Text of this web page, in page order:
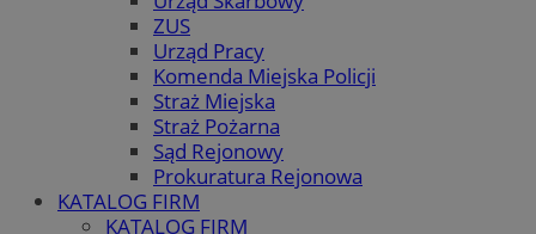
ZUS
Urząd Pracy
Komenda Miejska Policji
Straż Miejska
Straż Pożarna
Sąd Rejonowy
Prokuratura Rejonowa
KATALOG FIRM
KATALOG FIRM